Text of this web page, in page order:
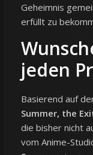
Geheimnis
erfüllt zu
jeden
Basierend auf
Summer, the
die bisher nicht
vom Anime-